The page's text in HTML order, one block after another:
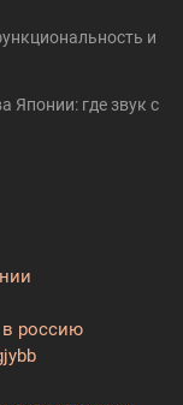
и
Японии: где звук с
в россию